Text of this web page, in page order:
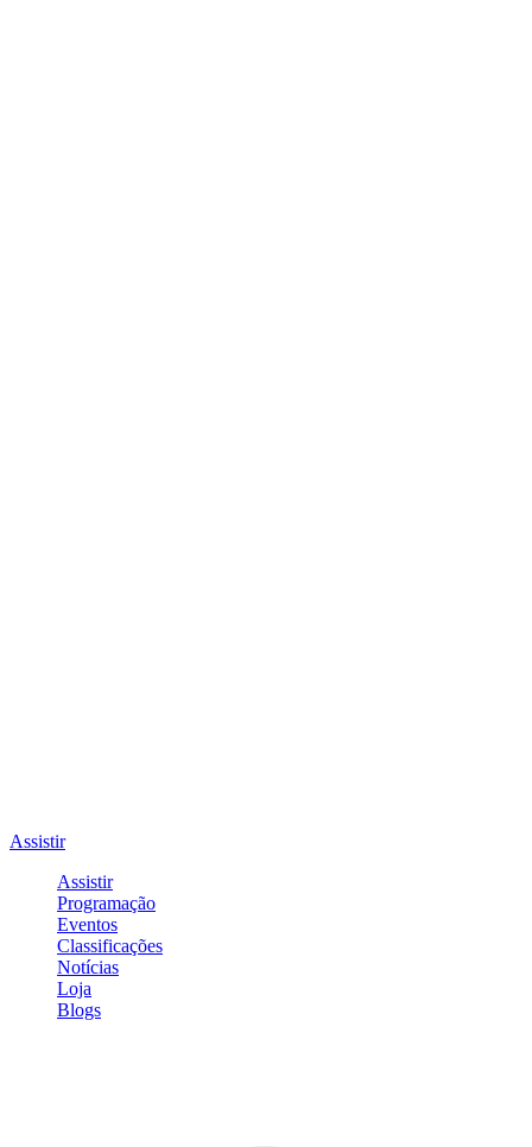
Assistir
Assistir
Programação
Eventos
Classificações
Notícias
Loja
Blogs